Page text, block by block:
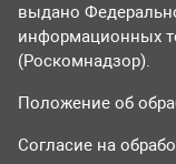
выдано
информационных
(Роскомнадзор).
Положение об
Согласие на